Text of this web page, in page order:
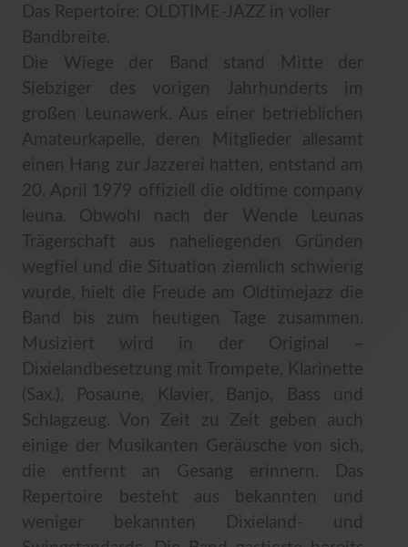
Das Repertoire: OLDTIME-JAZZ in voller
Bandbreite.
Die Wiege der Band stand Mitte der
Siebziger des vorigen Jahrhunderts im
großen Leunawerk. Aus einer betrieblichen
Amateurkapelle, deren Mitglieder allesamt
einen Hang zur Jazzerei hatten, entstand am
20. April 1979 offiziell die oldtime company
leuna. Obwohl nach der Wende Leunas
Trägerschaft aus naheliegenden Gründen
wegfiel und die Situation ziemlich schwierig
wurde, hielt die Freude am Oldtimejazz die
Band bis zum heutigen Tage zusammen.
Musiziert wird in der Original –
Dixielandbesetzung mit Trompete, Klarinette
(Sax.), Posaune, Klavier, Banjo, Bass und
Schlagzeug. Von Zeit zu Zeit geben auch
einige der Musikanten Geräusche von sich,
die entfernt an Gesang erinnern. Das
Repertoire besteht aus bekannten und
weniger bekannten Dixieland- und